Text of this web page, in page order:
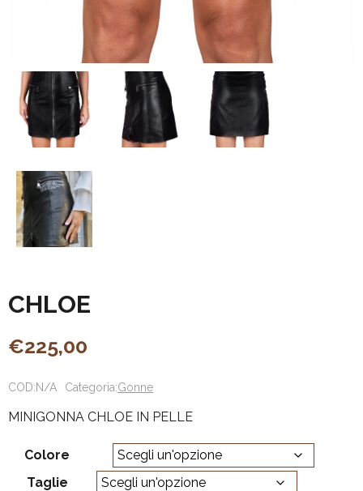
CHLOE
€225,00
COD:N/A Categoria:Gonne
MINIGONNA CHLOE IN PELLE
Colore
Taglie